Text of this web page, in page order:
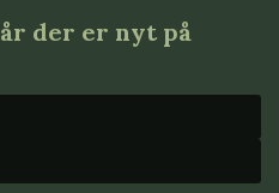
der er nyt på